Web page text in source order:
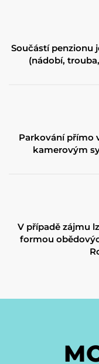
Součástí penzionu
(nádobí,
Parkování přímo
kamerovým
V případě zájmu
formou